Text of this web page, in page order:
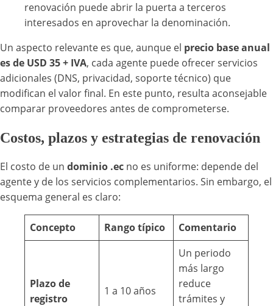
renovación puede abrir la puerta a terceros
interesados en aprovechar la denominación.
Un aspecto relevante es que, aunque el precio base anual
es de USD 35 + IVA, cada agente puede ofrecer servicios
adicionales (DNS, privacidad, soporte técnico) que
modifican el valor final. En este punto, resulta aconsejable
comparar proveedores antes de comprometerse.
Costos, plazos y estrategias de renovación
El costo de un dominio .ec no es uniforme: depende del
agente y de los servicios complementarios. Sin embargo, el
esquema general es claro:
Concepto Rango típico Comentario
Plazo de
registro
1 a 10 años
Un periodo
más largo
reduce
trámites y